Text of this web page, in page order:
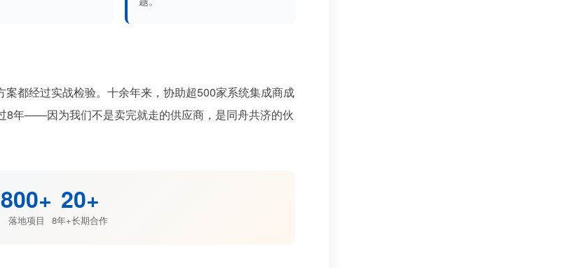
都经过实战检验。十余年来，协助超500家系统集成商成
8年——因为我们不是卖完就走的供应商，是同舟共济的伙
800+
落地项目
20+
8年+长期合作